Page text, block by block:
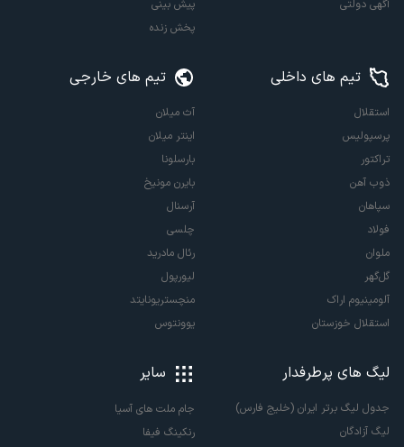
آگهی دولتی
پیش بینی
پخش زنده
تیم های داخلی
استقلال
پرسپولیس
تراکتور
ذوب آهن
سپاهان
فولاد
ملوان
گل‌گهر
آلومینیوم اراک
استقلال خوزستان
تیم های خارجی
آث میلان
اینتر میلان
بارسلونا
بایرن مونیخ
آرسنال
چلسی
رئال مادرید
لیورپول
منچستریونایتد
یوونتوس
لیگ های پرطرفدار
جدول لیگ برتر ایران (خلیج فارس)
لیگ آزادگان
سایر
جام ملت های آسیا
رنکینگ فیفا